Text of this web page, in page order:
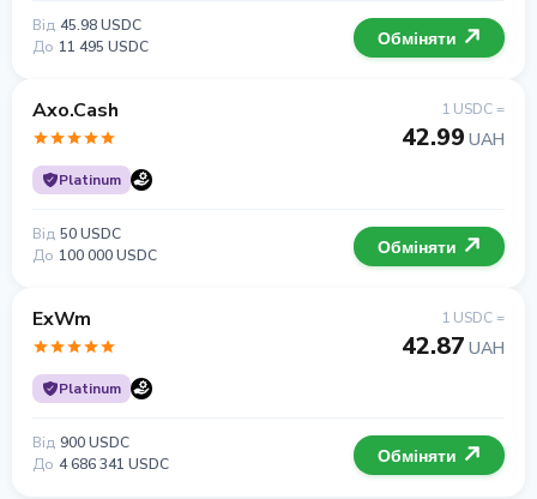
Від 45.98 USDC
До 11 495 USDC Обміняти
Axo.Cash
Platinum
1 USDC =
42.99 UAH
Від 50 USDC
До 100 000 USDC Обміняти
ExWm
Platinum
1 USDC =
42.87 UAH
Від 900 USDC
До 4 686 341 USDC Обміняти